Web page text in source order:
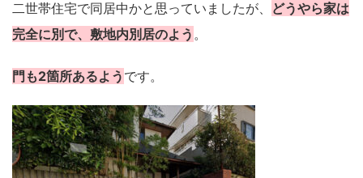
二世帯住宅で同居中かと思っていましたが、 どうやら家は
完全に別で、敷地内別居のよう 。
門も2箇所あるよう です。